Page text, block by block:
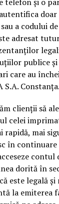
a codului
adresat
publice
care au
S.A.
clienții să
celei
rapidă, mai
în
contul
dorită în
este legală
la emiterea